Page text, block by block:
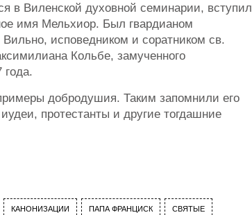
в Виленской духовной семинарии, вступил
имя Мельхиор. Был гвардианом
исповедником и соратником св.
Кольбе, замученного
добродушия. Таким запомнили его
протестанты и другие тогдашние
КАНОНИЗАЦИИ ПАПА ФРАНЦИСК СВЯТЫЕ